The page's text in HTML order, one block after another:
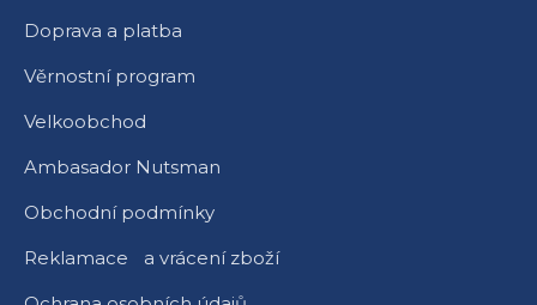
Doprava a platba
Věrnostní program
Velkoobchod
Ambasador Nutsman
Obchodní podmínky
Reklamace a vrácení zboží